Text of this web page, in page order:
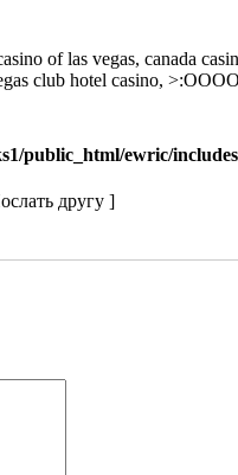
of las vegas, canada
club hotel casino,
public_html/ewric/
другу ]